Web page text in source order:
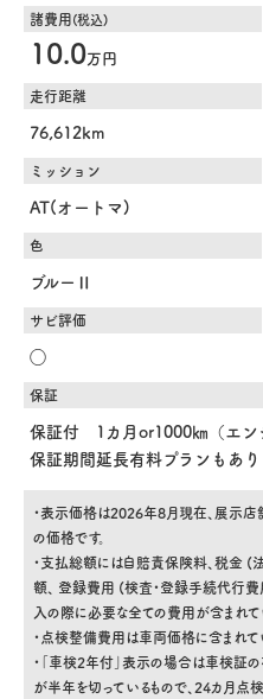
諸費用(税込)
10.0万円
走行距離
76,612km
ミッション
AT(オートマ)
色
ブルーⅡ
サビ評価
◯
保証
保証付 1カ月or1000㎞（エン
保証期間延長有料プランもあり
・表示価格は2026年8月現在、展示
の価格です。
・支払総額には自賠責保険料、税金 (
額、 登録費用 (検査・登録手続代行
入の際に必要な全ての費用が含まれて
・点検整備費用は車両価格に含まれて
・「車検2年付」表示の場合は車検証
が半年を切っているもので、24カ月点